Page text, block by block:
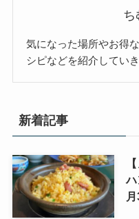
ち
気になった場所やお得
シピなどを紹介していき
新着記事
ハ